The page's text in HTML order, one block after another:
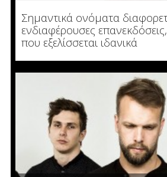
Σημαντικά ονόματα
ενδιαφέρουσες
που εξελίσσεται ιδανικά